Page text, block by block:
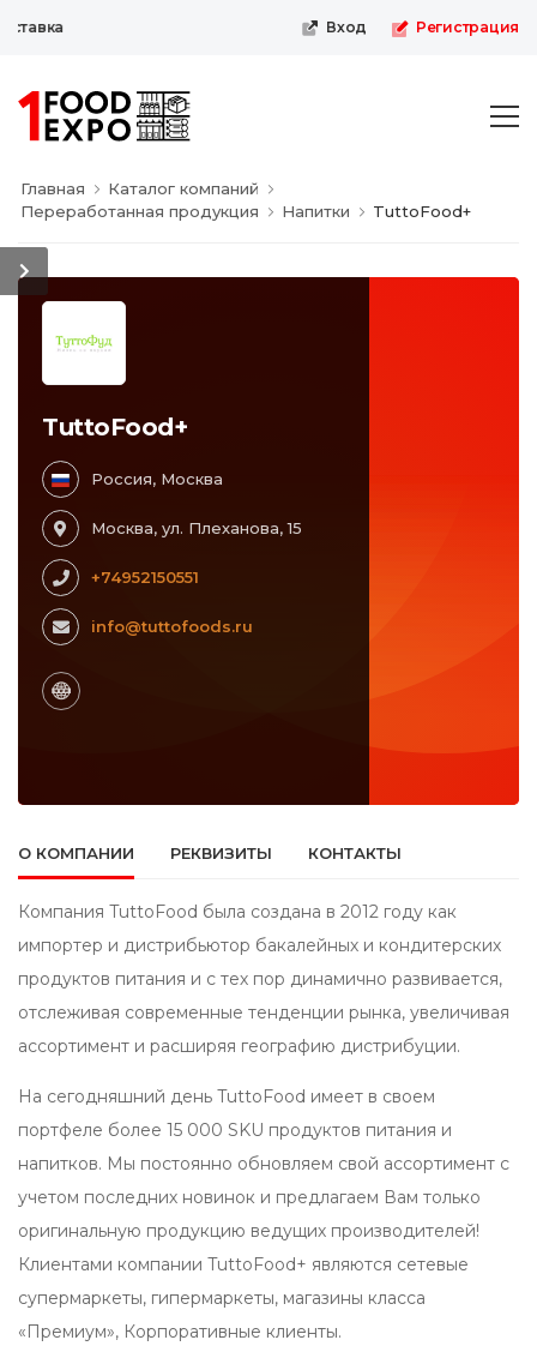
Вход Регистрация
Главная
Каталог компаний
Переработанная продукция
Напитки TuttoFood+
TuttoFood+
Россия, Москва
Москва, ул. Плеханова, 15
+74952150551
info@tuttofoods.ru
О КОМПАНИИ РЕКВИЗИТЫ КОНТАКТЫ
Компания TuttoFood была создана в 2012 году как
импортер и дистрибьютор бакалейных и кондитерских
продуктов питания и с тех пор динамично развивается,
отслеживая современные тенденции рынка, увеличивая
ассортимент и расширяя географию дистрибуции.
На сегодняшний день TuttoFood имеет в своем
портфеле более 15 000 SKU продуктов питания и
напитков. Мы постоянно обновляем свой ассортимент с
учетом последних новинок и предлагаем Вам только
оригинальную продукцию ведущих производителей!
Клиентами компании TuttoFood+ являются сетевые
супермаркеты, гипермаркеты, магазины класса
«Премиум», Корпоративные клиенты.